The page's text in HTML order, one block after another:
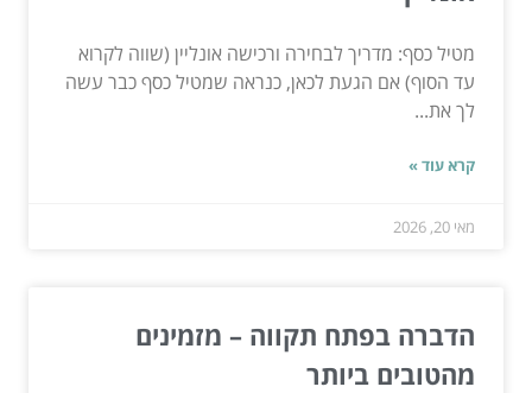
מטיל כסף: מדריך לבחירה ורכישה אונליין (שווה לקרוא
עד הסוף) אם הגעת לכאן, כנראה שמטיל כסף כבר עשה
לך את...
קרא עוד »
מאי 20, 2026
הדברה בפתח תקווה – מזמינים
מהטובים ביותר